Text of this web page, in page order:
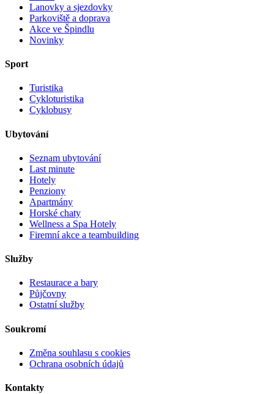
Lanovky a sjezdovky
Parkoviště a doprava
Akce ve Špindlu
Novinky
Sport
Turistika
Cykloturistika
Cyklobusy
Ubytování
Seznam ubytování
Last minute
Hotely
Penziony
Apartmány
Horské chaty
Wellness a Spa Hotely
Firemní akce a teambuilding
Služby
Restaurace a bary
Půjčovny
Ostatní služby
Soukromí
Změna souhlasu s cookies
Ochrana osobních údajů
Kontakty